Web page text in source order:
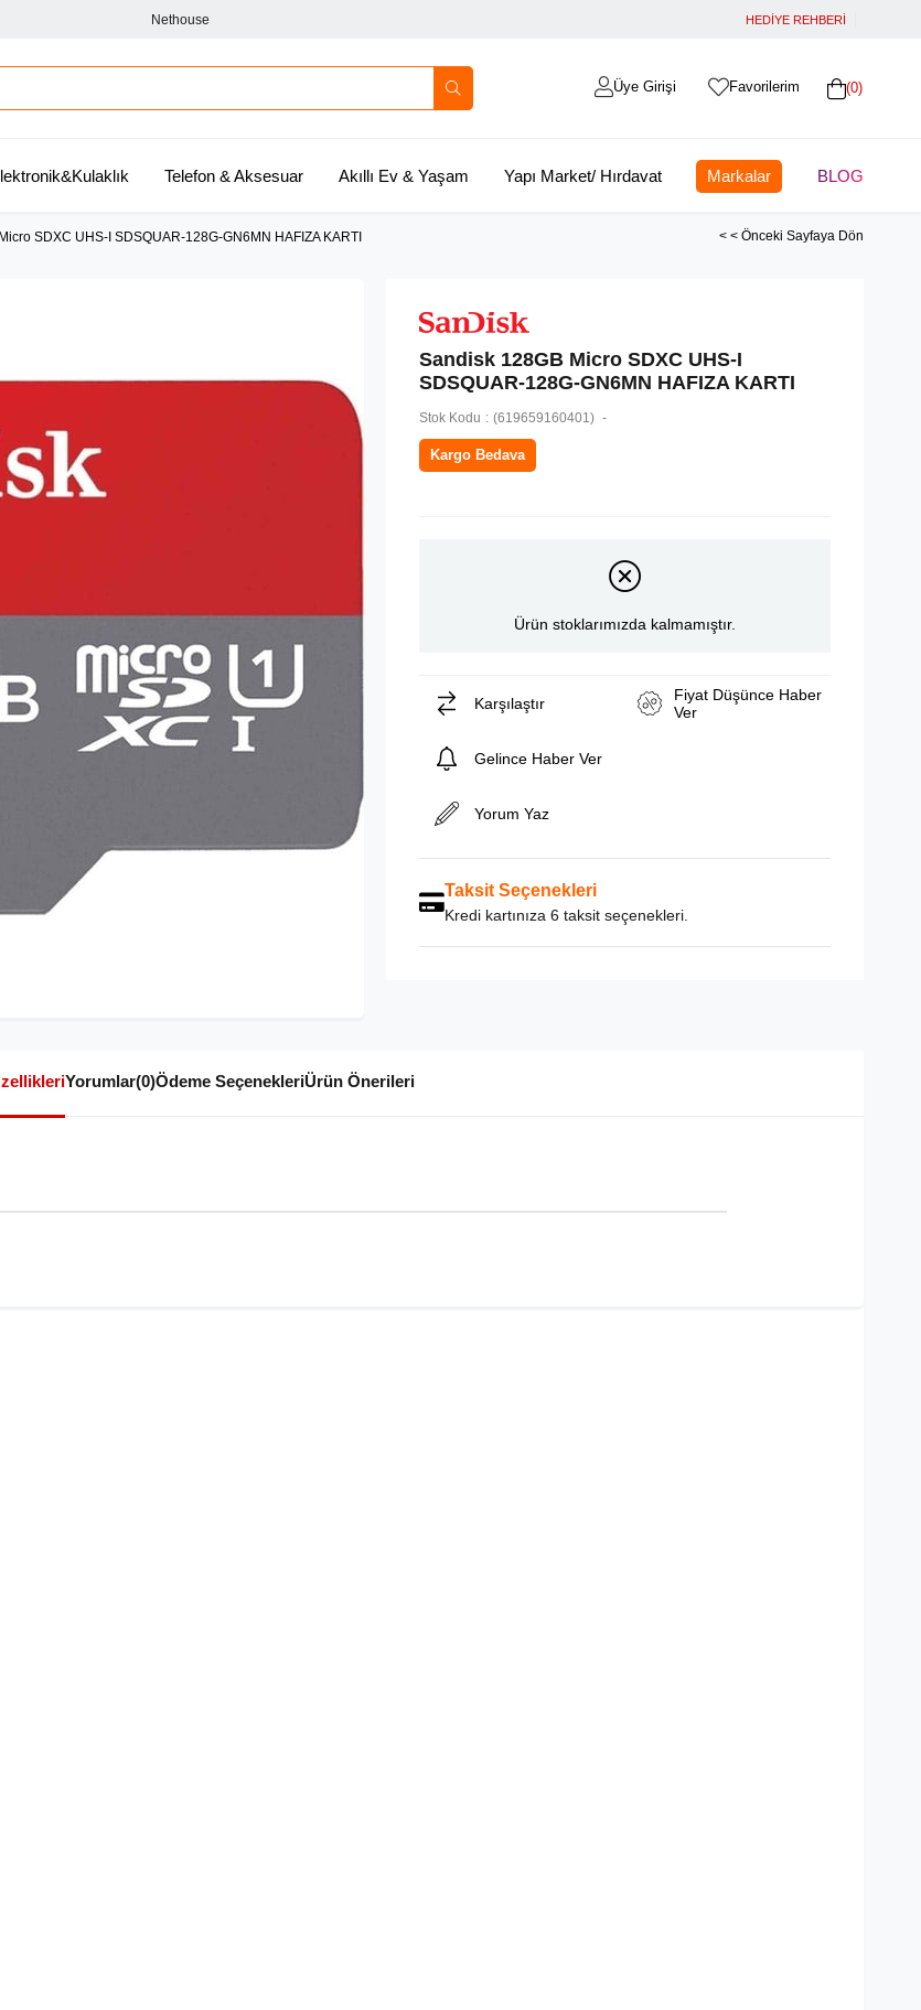
Nethouse HEDİYE REHBERİ
0
Favorilerim
Üye Girişi
Telefon & Aksesuar Akıllı Ev & Yaşam Yapı Market/ Hırdavat Markalar BLOG
SDXC UHS-I SDSQUAR-128G-GN6MN HAFIZA KARTI < < Önceki Sayfaya Dön
Sandisk 128GB Micro SDXC UHS-I
SDSQUAR-128G-GN6MN HAFIZA KARTI
Stok Kodu (619659160401)
Kargo Bedava
Ürün stoklarımızda kalmamıştır.
Karşılaştır
Fiyat Düşünce Haber
Ver
Gelince Haber Ver
Yorum Yaz
Taksit Seçenekleri
Kredi kartınıza 6 taksit seçenekleri.
Yorumlar(0)Ödeme SeçenekleriÜrün Önerileri